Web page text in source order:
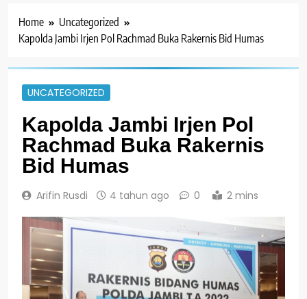
Home
Uncategorized
Kapolda Jambi Irjen Pol Rachmad Buka Rakernis Bid Humas
UNCATEGORIZED
Kapolda Jambi Irjen Pol
Rachmad Buka Rakernis
Bid Humas
Arifin Rusdi 4 tahun ago 0 2 mins